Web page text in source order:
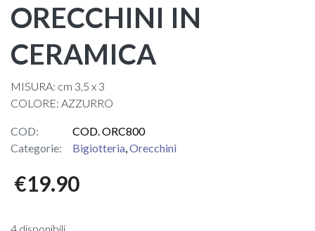
ORECCHINI IN
CERAMICA
MISURA: cm 3,5 x 3
COLORE: AZZURRO
COD:
COD. ORC800
Categorie:
Bigiotteria,Orecchini
€19.90